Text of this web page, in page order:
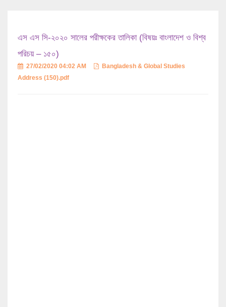
এস এস সি-২০২০ সালের পরীক্ষকের তালিকা (বিষয়ঃ বাংলাদেশ ও বিশ্ব
পরিচয় – ১৫০)
27/02/2020 04:02 AM
Bangladesh & Global Studies
Address (150).pdf